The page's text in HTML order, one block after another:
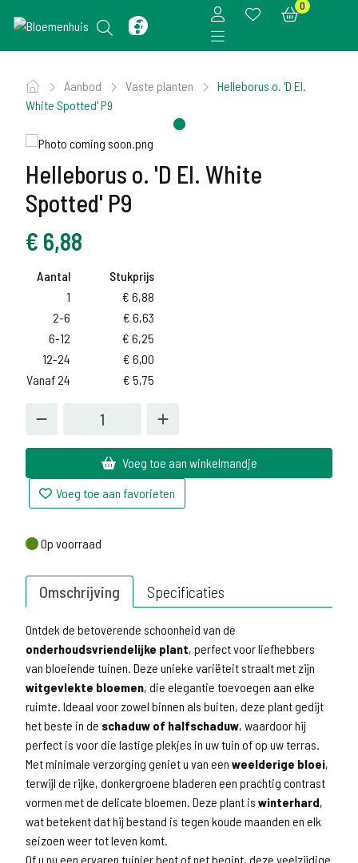
0
Aanbod Vaste planten
Helleborus o. 'D El.
White Spotted' P9
Helleborus o. 'D El. White
Spotted' P9
€ 6,88
Aantal
Stukprijs
1
€ 6,88
2-6
€ 6,63
6-12
€ 6,25
12-24
€ 6,00
Vanaf 24
€ 5,75
Voeg toe aan winkelmandje
Voeg toe aan favorieten
Op voorraad
Op voorraad
Omschrijving Specificaties
Ontdek de betoverende schoonheid van de
onderhoudsvriendelijke plant, perfect voor liefhebbers
van bloeiende tuinen. Deze unieke variëteit straalt met zijn
witgevlekte bloemen, die elegantie toevoegen aan elke
ruimte. Ideaal voor zowel binnen als buiten, deze plant gedijt
het beste in de schaduw of halfschaduw, waardoor hij
perfect is voor die lastige plekjes in uw tuin of op uw terras.
Met minimale verzorging geniet u van een weelderige bloei,
terwijl de rijke, donkergroene bladeren een prachtig contrast
vormen met de delicate bloemen. Deze plant is winterhard,
wat betekent dat hij bestand is tegen koude maanden en elk
seizoen weer tot leven komt.
Of u nu een ervaren tuinier bent of net begint, deze veelzijdige